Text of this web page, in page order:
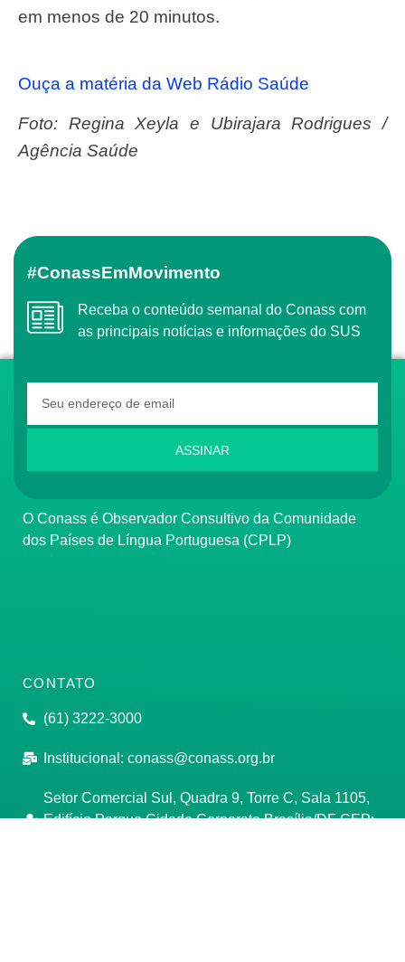
em menos de 20 minutos.
Ouça a matéria da Web Rádio Saúde
Foto: Regina Xeyla e Ubirajara Rodrigues /
Agência Saúde
#ConassEmMovimento
Receba o conteúdo semanal do Conass com
as principais notícias e informações do SUS
ASSINAR
O Conass é Observador Consultivo da Comunidade
dos Países de Língua Portuguesa (CPLP)
CONTATO
(61) 3222-3000
Institucional: conass@conass.org.br
Setor Comercial Sul, Quadra 9, Torre C, Sala 1105,
Edifício Parque Cidade Corporate Brasília/DF CEP: